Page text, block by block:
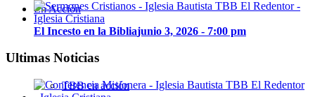
En Acción
TBB en acción
El Incesto en la Bibliajunio 3, 2026 - 7:00 pm
Ultimas Noticias